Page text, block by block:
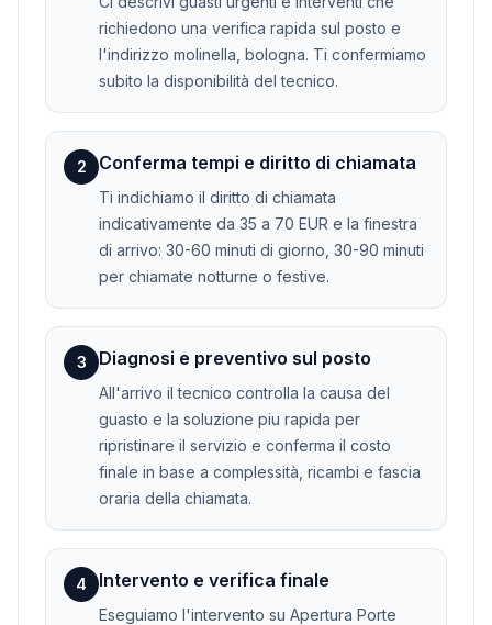
richiedono una verifica rapida sul posto e
l'indirizzo molinella, bologna. Ti confermiamo
subito la disponibilità del tecnico.
2 Conferma tempi e diritto di chiamata
Ti indichiamo il diritto di chiamata
indicativamente da 35 a 70 EUR e la finestra
di arrivo: 30-60 minuti di giorno, 30-90 minuti
per chiamate notturne o festive.
3 Diagnosi e preventivo sul posto
All'arrivo il tecnico controlla la causa del
guasto e la soluzione piu rapida per
ripristinare il servizio e conferma il costo
finale in base a complessità, ricambi e fascia
oraria della chiamata.
4 Intervento e verifica finale
Eseguiamo l'intervento su Apertura Porte